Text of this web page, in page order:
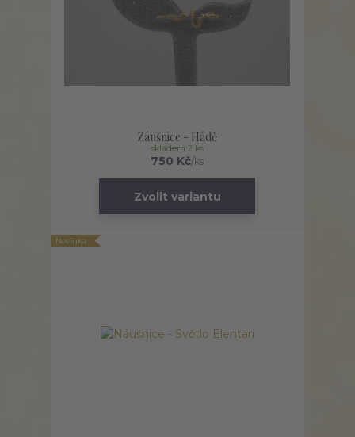
Záušnice - Hádě
750 Kč/ks
skladem 2 ks
Zvolit variantu
Novinka